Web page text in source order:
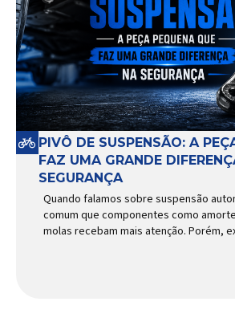
PIVÔ DE SUSPENSÃO: A
FAZ UMA GRANDE
SEGURANÇA
Quando falamos sobre suspensão
comum que componentes como
molas recebam mais atenção. Porém,